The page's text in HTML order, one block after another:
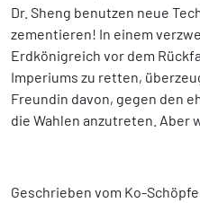
Dr. Sheng benutzen neue
zementieren! In einem
Erdkönigreich vor dem
Imperiums zu retten,
Freundin davon, gegen den
die Wahlen anzutreten. Aber
Geschrieben vom Ko-